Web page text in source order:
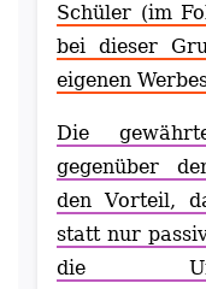
Schüler (im
bei dieser
eigenen
Die
gegenüber
den Vorteil,
statt nur
die